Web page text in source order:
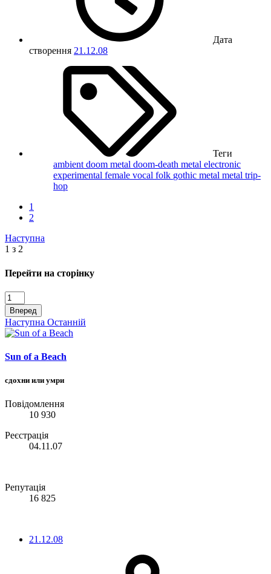
Дата
створення 21.12.08
Теги
ambient doom metal doom-death metal electronic
experimental female vocal folk gothic metal metal trip-
hop
1
2
Наступна
1 з 2
Перейти на сторінку
Вперед
Наступна Останній
Sun of a Beach
сдохни или умри
Повідомлення
10 930
Реєстрація
04.11.07
Репутація
16 825
21.12.08